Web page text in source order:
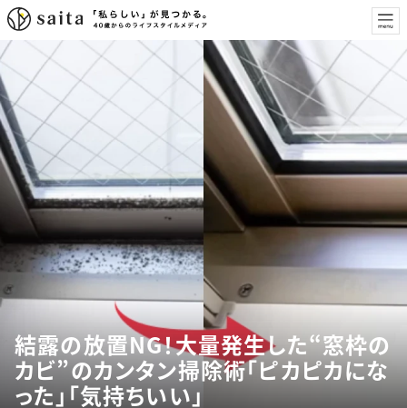
結露の放置NG！大量発生した“窓枠の
カビ”のカンタン掃除術「ピカピカにな
った」「気持ちいい」